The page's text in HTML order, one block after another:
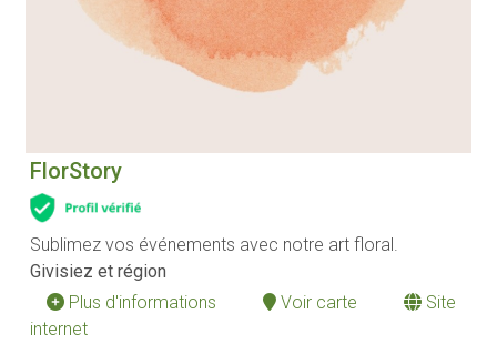
FlorStory
Sublimez vos événements avec notre art floral.
Givisiez et région
Plus d'informations
Voir carte
Site
internet